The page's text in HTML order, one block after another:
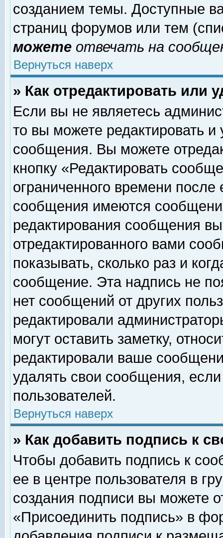
созданием темы. Доступные
страниц форумов или тем
можете отвечать на
Вернуться наверх
» Как отредактировать или
Если вы не являетесь
то вы можете редактировать и
сообщения. Вы можете
кнопку «Редактировать
ограниченного времени
сообщения имеются
редактирования сообщения
отредактированного вами
показывать, сколько раз и
сообщение. Эта надпись не
нет сообщений от других
редактировали
могут оставить заметку,
редактировали ваше
удалять свои сообщения,
пользователей.
Вернуться наверх
» Как добавить подпись к
Чтобы добавить подпись к
ее в центре пользователя в
создания подписи вы можете
«Присоединить подпись» в